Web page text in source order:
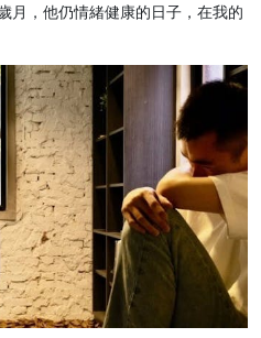
月，他仍情緒健康的日子，在我的